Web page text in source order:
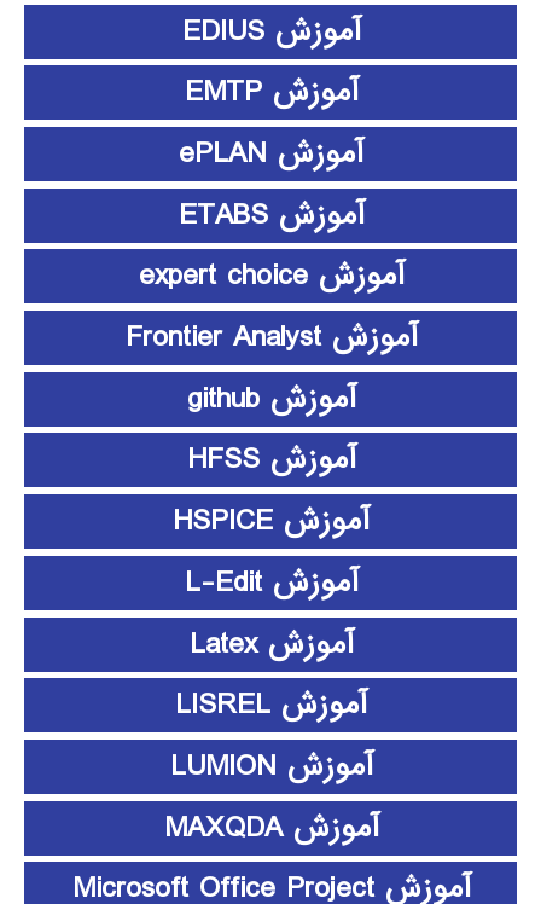
آموزش EDIUS
آموزش EMTP
آموزش ePLAN
آموزش ETABS
آموزش expert choice
آموزش Frontier Analyst
آموزش github
آموزش HFSS
آموزش HSPICE
آموزش L-Edit
آموزش Latex
آموزش LISREL
آموزش LUMION
آموزش MAXQDA
آموزش Microsoft Office Project